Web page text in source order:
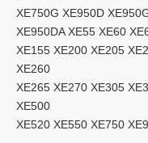
XE750G XE950D
XE950DA XE55 XE60
XE155 XE200 XE205
XE260
XE265 XE270 XE305
XE500
ХЕ520 ХЕ550 ХЕ750